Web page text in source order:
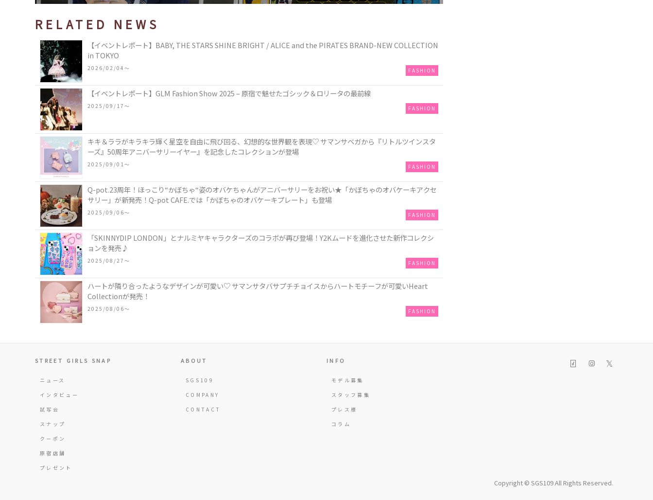
RELATED NEWS
【イベントレポート】BABY, THE STARS SHINE BRIGHT / ALICE and the PIRATES BRAND-NEW COLLECTION
in TOKYO
2026/02/04〜 FASHION
【イベントレポート】GLM Fashion Show 2025 – 原宿で魅せたゴシック＆ロリータの最前線
2025/09/17〜 FASHION
キキ＆ララがキラキラ輝く星空を自由に飛び回る、幻想的な世界観を表現♡ サマンサベガから『リトルツインスタ
ーズ』50周年アニバーサリーイヤー』を記念したコレクションが登場
2025/09/01〜 FASHION
Q-pot.23周年！ほっこり“かぼちゃ“姿のオバケちゃんがアニバーサリーをお祝い★「かぼちゃのオバケーキアクセ
サリー」が新発売！Q-pot CAFE.では「かぼちゃのオバケーキプレート」も登場
2025/09/06〜 FASHION
「SKINNYDIP LONDON」とナルミヤキャラクターズのコラボが再び登場！Y2Kムードを進化させた新作コレクシ
ョンを発売♪
2025/08/27〜 FASHION
ハートが隣り合ったようなデザインが可愛い♡ サマンサタバサプチチョイスからハートモチーフが可愛いHeart
Collectionが発売！
2025/08/06〜 FASHION
STREET GIRLS SNAP
ニュース
インタビュー
試写会
スナップ
クーポン
原宿店舗
プレゼント
ABOUT
SGS109
COMPANY
CONTACT
INFO
モデル募集
スタッフ募集
プレス様
コラム
𝕏
Copyright © SGS109 All Rights Reserved.